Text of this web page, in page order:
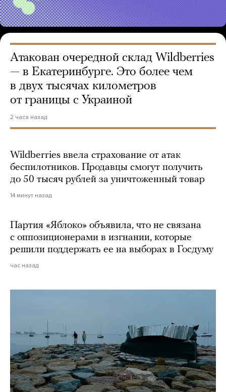
Атакован очередной склад Wildberries
— в Екатеринбурге. Это более чем
в двух тысячах километров
от границы с Украиной
2 часа назад
Wildberries ввела страхование от атак
беспилотников. Продавцы смогут получить
до 50 тысяч рублей за уничтоженный товар
14 минут назад
Партия «Яблоко» объявила, что не связана
с оппозиционерами в изгнании, которые
решили поддержать ее на выборах в Госдуму
час назад